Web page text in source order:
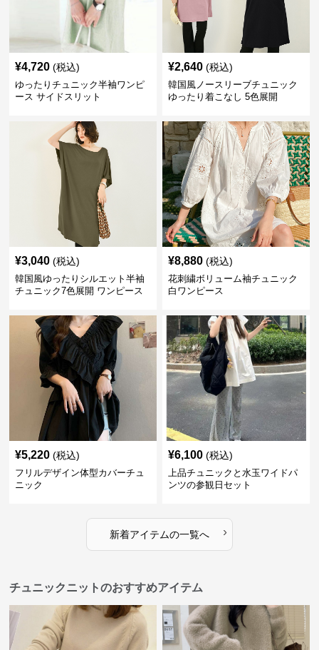
¥4,720 (税込)
ゆったりチュニック半袖ワンピ
ース サイドスリット
¥2,640 (税込)
韓国風ノースリーブチュニック
ゆったり着こなし 5色展開
¥3,040 (税込)
韓国風ゆったりシルエット半袖
チュニック7色展開 ワンピース
¥8,880 (税込)
花刺繍ボリューム袖チュニック
白ワンピース
¥5,220 (税込)
フリルデザイン体型カバーチュ
ニック
¥6,100 (税込)
上品チュニックと水玉ワイドパ
ンツの参観日セット
新着アイテムの一覧へ ›
チュニックニットのおすすめアイテム